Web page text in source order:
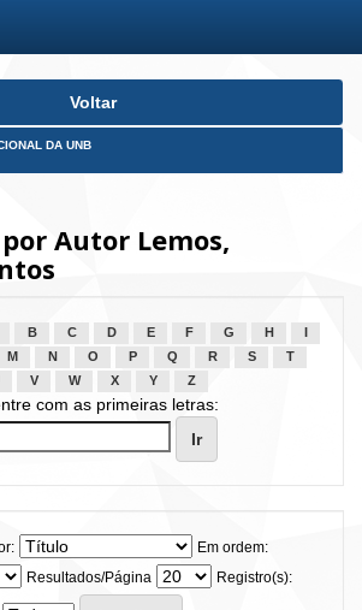
Voltar
DA UNB
Autor Lemos,
B C D E F G H
M N O P Q R S
T
V W X Y Z
com as primeiras letras:
Em ordem:
Resultados/Página
Registro(s):